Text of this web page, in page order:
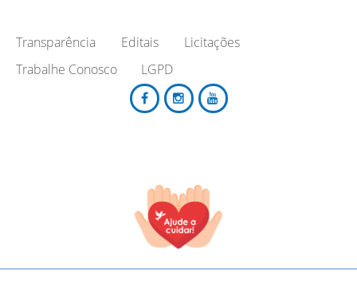
Transparência Editais
Licitações
Trabalhe Conosco
LGPD